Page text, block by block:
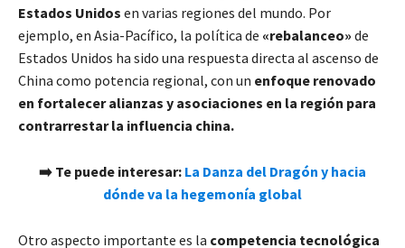
Estados Unidos en varias regiones del mundo. Por
ejemplo, en Asia-Pacífico, la política de «rebalanceo» de
Estados Unidos ha sido una respuesta directa al ascenso de
China como potencia regional, con un enfoque renovado
en fortalecer alianzas y asociaciones en la región para
contrarrestar la influencia china.
➡️ Te puede interesar: La Danza del Dragón y hacia
dónde va la hegemonía global
Otro aspecto importante es la competencia tecnológica